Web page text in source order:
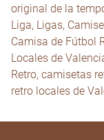
original de la
Liga, Ligas,
Camisa de Fútbol
Locales de
Retro, camisetas
retro locales de